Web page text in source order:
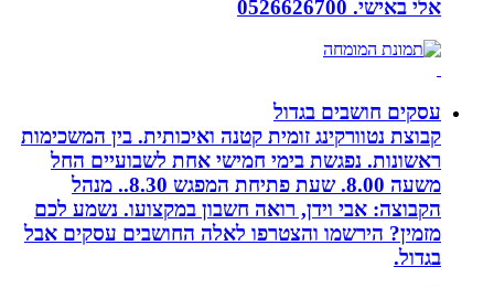
אלי באישי. 0526626700
עסקים חושבים בגדול
קבוצת נטוורקינג זומית קטנה ואיכותית. בין המשכימות
ראשונות. נפגשת בימי חמישי אחת לשבועיים החל
משעה 8.00. שעת פתיחת המפגש 8.30.. מנהל
הקבוצה: אבי וידן, רואה חשבון במקצועו. נשמע לכם
מזמין? הירשמו והצטרפו לאלה החושבים עסקים אבל
בגדול.